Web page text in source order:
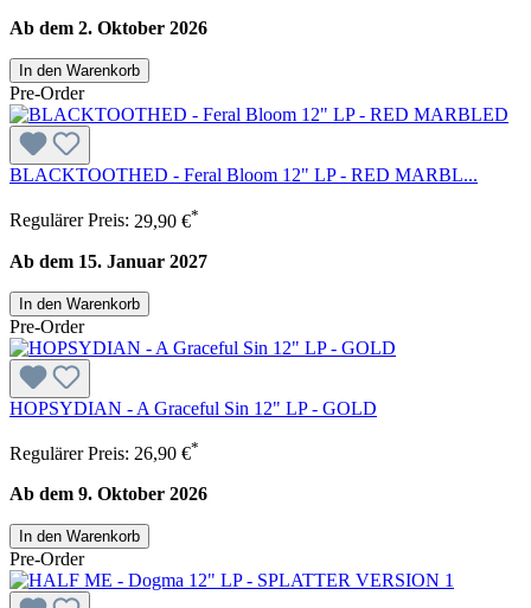
Ab dem 2. Oktober 2026
In den Warenkorb
Pre-Order
BLACKTOOTHED - Feral Bloom 12" LP - RED MARBL...
Regulärer Preis: 29,90 €*
Ab dem 15. Januar 2027
In den Warenkorb
Pre-Order
HOPSYDIAN - A Graceful Sin 12" LP - GOLD
Regulärer Preis: 26,90 €*
Ab dem 9. Oktober 2026
In den Warenkorb
Pre-Order